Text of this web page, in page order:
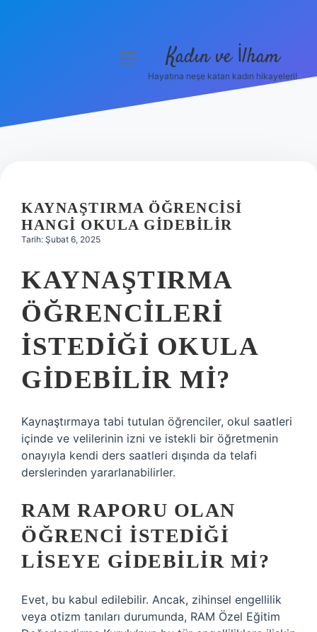
Hakkımızda
menüyü
Kadın ve İlham
Hayatına neşe katan kadın hikayeleri!
KAYNAŞTIRMA ÖĞRENCISI
HANGI OKULA GIDEBILIR
Tarih: Şubat 6, 2025
KAYNAŞTIRMA
ÖĞRENCILERI
ISTEDIĞI OKULA
GIDEBILIR MI?
Kaynaştırmaya tabi tutulan öğrenciler, okul saatleri
içinde ve velilerinin izni ve istekli bir öğretmenin
onayıyla kendi ders saatleri dışında da telafi
derslerinden yararlanabilirler.
RAM RAPORU OLAN
ÖĞRENCI ISTEDIĞI
LISEYE GIDEBILIR MI?
Evet, bu kabul edilebilir. Ancak, zihinsel engellilik
veya otizm tanıları durumunda, RAM Özel Eğitim